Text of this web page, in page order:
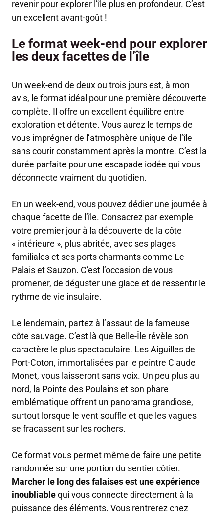
revenir pour explorer l’île plus en profondeur. C’est
un excellent avant-goût !
Le format week-end pour explorer
les deux facettes de l’île
Un week-end de deux ou trois jours est, à mon
avis, le format idéal pour une première découverte
complète. Il offre un excellent équilibre entre
exploration et détente. Vous aurez le temps de
vous imprégner de l’atmosphère unique de l’île
sans courir constamment après la montre. C’est la
durée parfaite pour une escapade iodée qui vous
déconnecte vraiment du quotidien.
En un week-end, vous pouvez dédier une journée à
chaque facette de l’île. Consacrez par exemple
votre premier jour à la découverte de la côte
« intérieure », plus abritée, avec ses plages
familiales et ses ports charmants comme Le
Palais et Sauzon. C’est l’occasion de vous
promener, de déguster une glace et de ressentir le
rythme de vie insulaire.
Le lendemain, partez à l’assaut de la fameuse
côte sauvage. C’est là que Belle-Île révèle son
caractère le plus spectaculaire. Les Aiguilles de
Port-Coton, immortalisées par le peintre Claude
Monet, vous laisseront sans voix. Un peu plus au
nord, la Pointe des Poulains et son phare
emblématique offrent un panorama grandiose,
surtout lorsque le vent souffle et que les vagues
se fracassent sur les rochers.
Ce format vous permet même de faire une petite
randonnée sur une portion du sentier côtier.
Marcher le long des falaises est une expérience
inoubliablequi vous connecte directement à la
puissance des éléments. Vous rentrerez chez